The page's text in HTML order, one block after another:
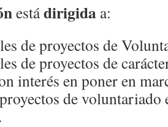
estádirigida a:
de proyectos de
de proyectos de
interés en poner en
de